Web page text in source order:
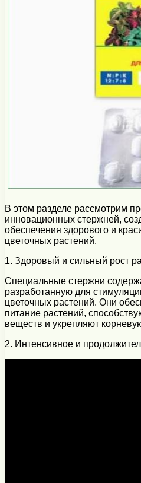
В этом разделе рассмотрим
инновационных стержней,
обеспечения здорового и
цветочных растений.
1. Здоровый и сильный рост
Специальные стержни
разработанную для
цветочных растений. Они
питание растений,
веществ и укрепляют
2. Интенсивное и